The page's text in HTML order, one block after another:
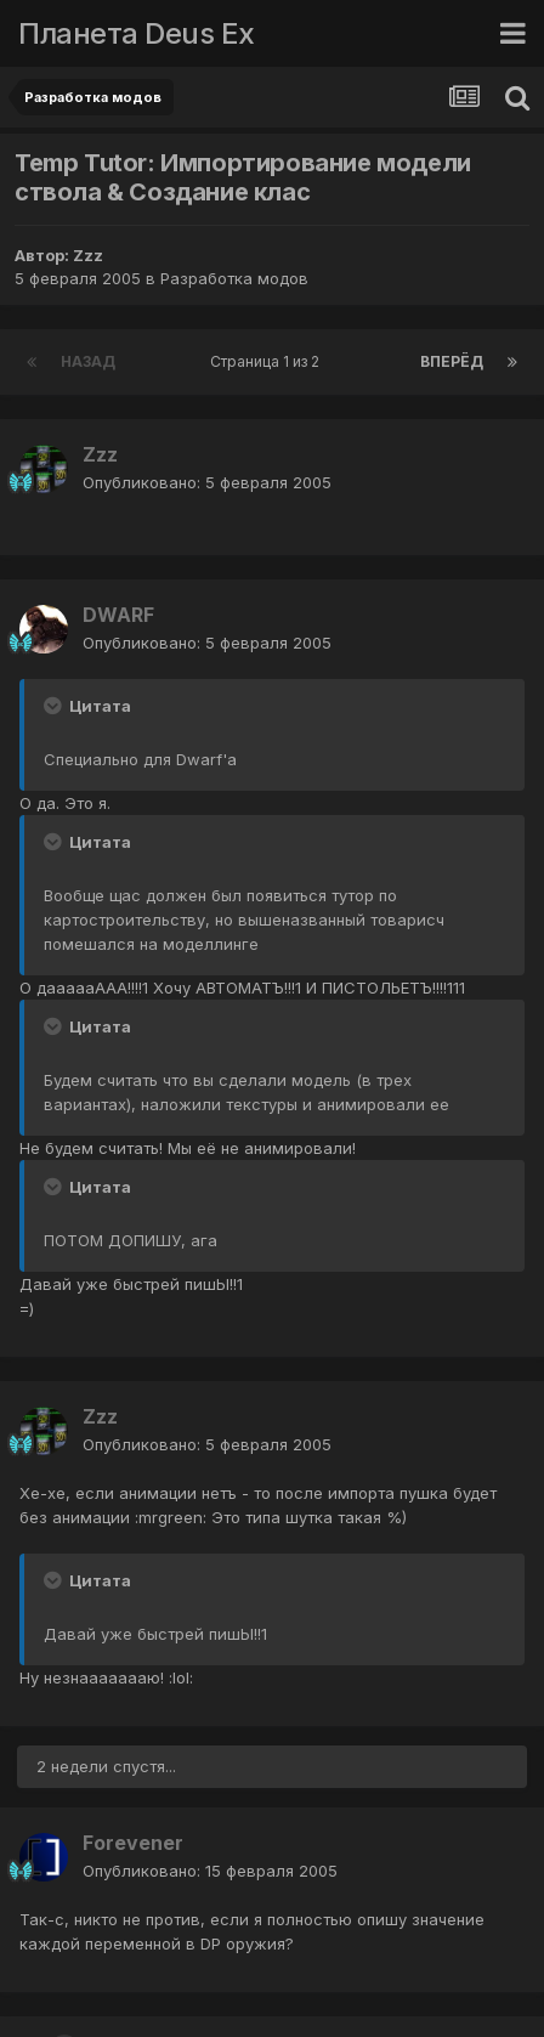
Планета Deus Ex
Разработка модов
Temp Tutor: Импортирование модели
ствола & Создание клас
Автор: Zzz
5 февраля 2005 в Разработка модов
НАЗАД ВПЕРЁД
Страница 1 из 2
Zzz
Опубликовано: 5 февраля 2005
DWARF
Опубликовано: 5 февраля 2005
Цитата
Специально для Dwarf'а
О да. Это я.
Цитата
Вообще щас должен был появиться тутор по
картостроительству, но вышеназванный товарисч
помешался на моделлинге
О даааааААА!!!!1 Хочу АВТОМАТЪ!!!1 И ПИСТОЛЬЕТЪ!!!!111
Цитата
Будем считать что вы сделали модель (в трех
вариантах), наложили текстуры и анимировали ее
Не будем считать! Мы её не анимировали!
Цитата
ПОТОМ ДОПИШУ, ага
Давай уже быстрей пишЫ!!1
=)
Zzz
Опубликовано: 5 февраля 2005
Хе-хе, если анимации нетъ - то после импорта пушка будет
без анимации :mrgreen: Это типа шутка такая %)
Цитата
Давай уже быстрей пишЫ!!1
Ну незнаааааааю! :lol:
2 недели спустя...
Forevener
Опубликовано: 15 февраля 2005
Так-с, никто не против, если я полностью опишу значение
каждой переменной в DP оружия?